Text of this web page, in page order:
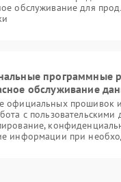
обслуживание для
программные
обслуживание
официальных прошивок
с
информации при